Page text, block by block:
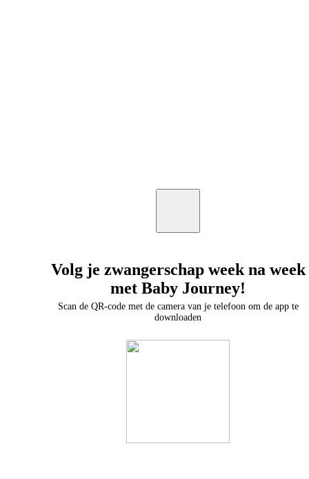
Volg je zwangerschap week na week
met Baby Journey!
Scan de QR-code met de camera van je telefoon om de app te
downloaden